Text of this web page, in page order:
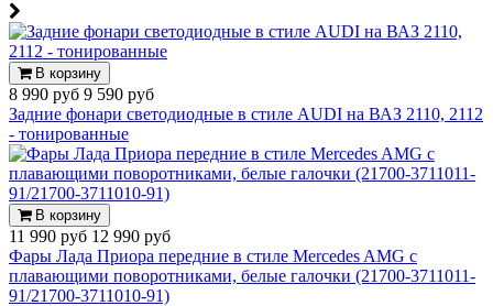
В корзину
8 990 руб 9 590 руб
Задние фонари светодиодные в стиле AUDI на ВАЗ 2110, 2112
- тонированные
В корзину
11 990 руб 12 990 руб
Фары Лада Приора передние в стиле Mercedes AMG с
плавающими поворотниками, белые галочки (21700-3711011-
91/21700-3711010-91)